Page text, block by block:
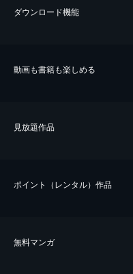
ダウンロード機能
動画も書籍も楽しめる
⾒放題作品
ポイント（レンタル）作品
無料マンガ